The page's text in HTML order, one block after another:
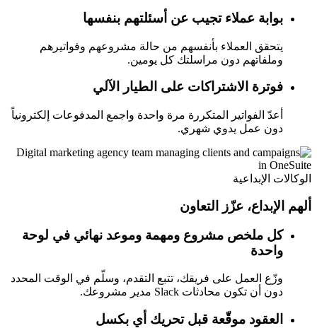
بوابة عملاء تجيب عن أسئلتهم بنفسها
يتحقق العملاء بأنفسهم من حالة مشروعهم وفواتيرهم
وملفاتهم دون مراسلتك كل يومين.
فوترة الاشتراكات على الطيار الآلي
أعدّ الفواتير المتكررة مرة واحدة واجمع المدفوعات إلكترونياً
دون عمل يدوي شهري.
الوكالات الإبداعية
ألهم الإبداع، عزّز التعاون
كل ملخص مشروع ومهمة وموعد نهائي في لوحة
واحدة
وزّع العمل على فريقك، تتبع التقدم، وسلّم في الوقت المحدد
دون أن تكون محادثات Slack مدير مشروعك.
العقود موقّعة قبل تحريك أي بكسل